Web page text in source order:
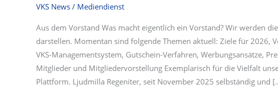
VKS News / Mediendienst
Aus dem Vorstand Was macht eigentlich ein Vorstand? Wir werden
darstellen. Momentan sind folgende Themen aktuell: Ziele für 2026,
VKS-Managementsystem, Gutschein-Verfahren, Werbungsansätze,
Mitglieder und Mitgliedervorstellung Exemplarisch für die Vielfalt
Plattform. Ljudmilla Regeniter, seit November 2025 selbständig und